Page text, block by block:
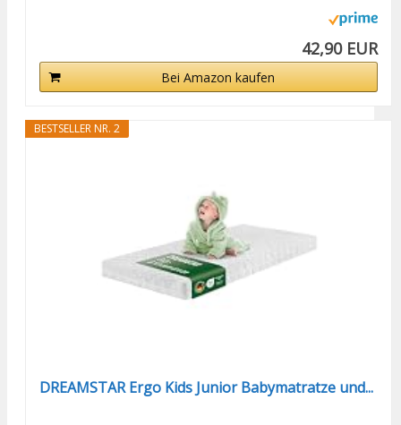
42,90 EUR
Bei Amazon kaufen
BESTSELLER NR. 2
DREAMSTAR Ergo Kids Junior Babymatratze und...